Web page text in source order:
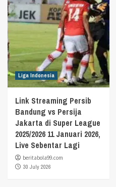
Liga Indonesia
Link Streaming Persib
Bandung vs Persija
Jakarta di Super League
2025/2026 11 Januari 2026,
Live Sebentar Lagi
beritabola99.com
30 July 2026